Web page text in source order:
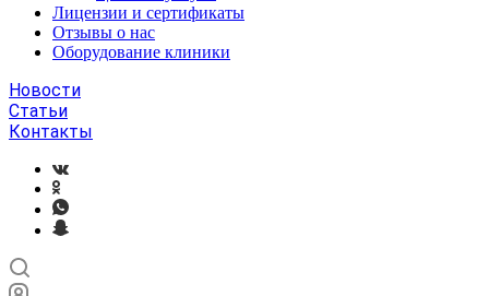
Лицензии и сертификаты
Отзывы о нас
Оборудование клиники
Новости
Статьи
Контакты